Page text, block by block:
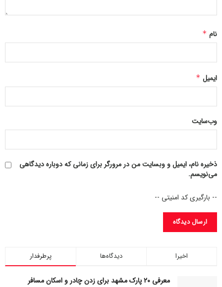
تیم ملی والیبال ایران در پایان هفته دوم با چهار برد مقابل اوکراین،
لیگ ملت ها قرار گرفت.
253 258
نام*
ایمیل*
وب‌سایت
ذخیره نام، ایمیل و وبسایت من در مرورگر برای زمانی که دوباره دیدگاهی
می‌نویسم.
-- بارگیری کد امنیتی --
پرطرفدار دیدگاه‌ها اخیرا
معرفی ۲۰ پارک مشهد برای زدن چادر و اسکان مسافر